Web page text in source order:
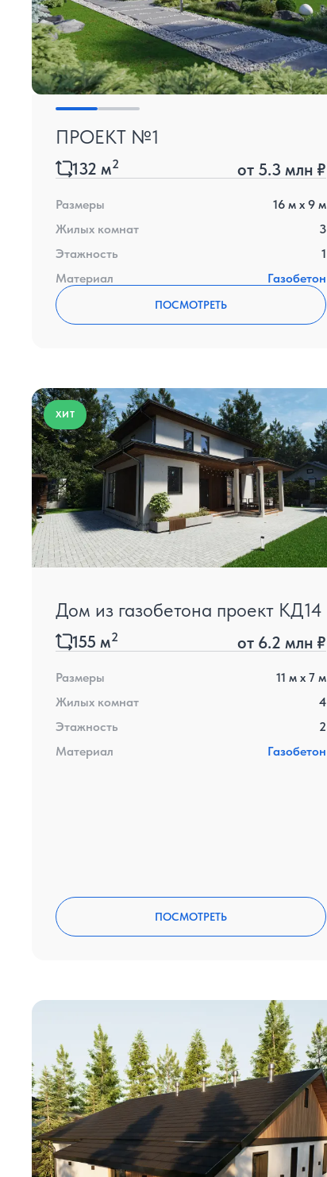
ПРОЕКТ №1
132 м2 от 5.3 млн ₽
Размеры 16 м x9 м
Жилых комнат
3
Этажность
1
Материал
Газобетон
ПОСМОТРЕТЬ
ХИТ
Дом из газобетона проект КД14
155 м2 от 6.2 млн ₽
Размеры 11 м x7 м
Жилых комнат
4
Этажность
2
Материал
Газобетон
ПОСМОТРЕТЬ